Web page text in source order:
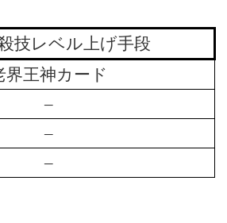
技レベル上げ手段
界王神カード
–
–
–